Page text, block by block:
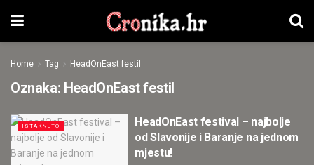
Home Tag HeadOnEast festil
Oznaka: HeadOnEast festil
ISTAKNUTO
HeadOnEast festival – najbolje
od Slavonije i Baranje na jednom
mjestu!